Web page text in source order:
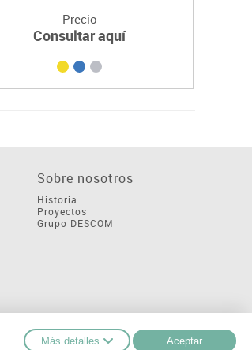
Precio
Consultar aquí
Sobre nosotros
Historia
Proyectos
Grupo DESCOM
Más detalles Aceptar